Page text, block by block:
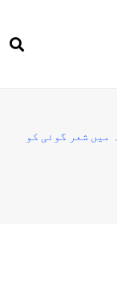
میں‌ شعر گوئی کو